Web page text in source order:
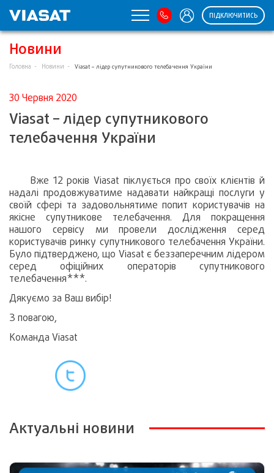
ПІДКЛЮЧИТИСЬ
Новини
Головна Новини Viasat – лідер супутникового телебачення України
30 Червня 2020
Viasat – лідер супутникового
телебачення України
Вже 12 років Viasat піклується про своїх клієнтів й
надалі продовжуватиме надавати найкращі послуги у
своїй сфері та задовольнятиме попит користувачів на
якісне супутникове телебачення. Для покращення
нашого сервісу ми провели дослідження серед
користувачів ринку супутникового телебачення України.
Було підтверджено, що Viasat є беззаперечним лідером
серед офіційних операторів супутникового
телебачення***.
Дякуємо за Ваш вибір!
З повагою,
Команда Viasat
Актуальні новини